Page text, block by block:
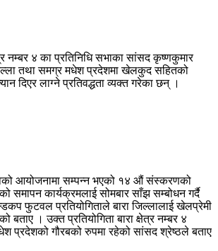
नम्बर ४ का प्रतिनिधि सभाका सांसद कृष्णकुमार
तथा समग्र मधेश प्रदेशमा खेलकुद सहितको
दिएर लाग्ने प्रतिवद्धता व्यक्त गरेका छन् ।
आयोजनामा सम्पन्न भएको १४ औं संस्करणको
समापन कार्यक्रमलाई सोमबार साँझ सम्बोधन गर्दै
फुटवल प्रतियोगिताले बारा जिल्लालाई खेलप्रेमी
। उक्त प्रतियोगिता बारा क्षेत्र नम्बर ४
प्रदेशको गौरबको रुपमा रहेको सांसद श्रेष्ठले बताए